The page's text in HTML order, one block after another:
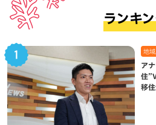
ランキ
地
ア
住
移